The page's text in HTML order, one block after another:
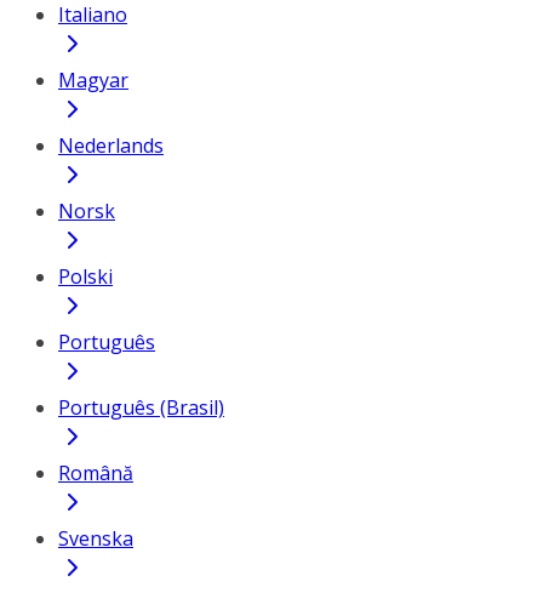
Italiano
Magyar
Nederlands
Norsk
Polski
Português
Português (Brasil)
Română
Svenska